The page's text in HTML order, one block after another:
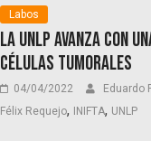
Labos
La UNLP avanza con
células tumorales
04/04/2022 Eduardo
Félix Requejo, INIFTA, UNLP